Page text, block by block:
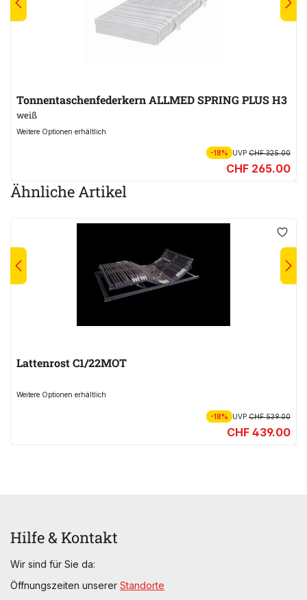
Tonnentaschenfederkern ALLMED SPRING PLUS H3
weiß
Weitere Optionen erhältlich
-18% UVPCHF 325.00
CHF 265.00
Ähnliche Artikel
Lattenrost C1/22MOT
Weitere Optionen erhältlich
-18% UVPCHF 539.00
CHF 439.00
Hilfe & Kontakt
Wir sind für Sie da:
Öffnungszeiten unserer Standorte